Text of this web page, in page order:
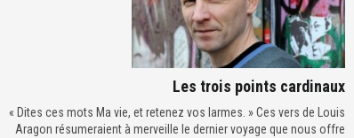
Les trois points cardinaux
« Dites ces mots Ma vie, et retenez vos larmes. » Ces vers de Louis
Aragon résumeraient à merveille le dernier voyage que nous offre